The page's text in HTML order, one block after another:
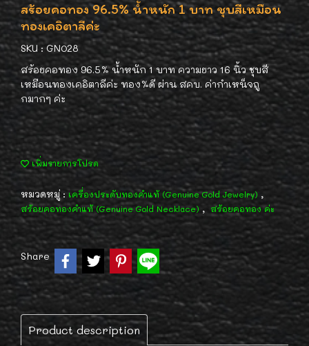
สร้อยคอทอง 96.5% น้ำหนัก 1 บาท ชุบสีเหมือน
ทองเคอิตาลีค่ะ
SKU : GN028
สร้อยคอทอง 96.5% น้ำหนัก 1 บาท ความยาว 16 นิ้ว ชุบสี
เหมือนทองเคอิตาลีค่ะ ทอง%ดี ผ่าน สคบ. ค่ากำเหน็จถู
กมากๆ ค่ะ
เพิ่มรายการโปรด
หมวดหมู่ : เครื่องประดับทองคำแท้ (Genuine Gold Jewelry) ,
สร้อยคอทองคำแท้ (Genuine Gold Necklace) , สร้อยคอทอง ค่ะ
Share
Product description